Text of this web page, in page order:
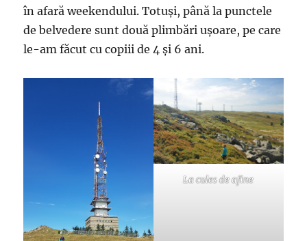
în afară weekendului. Totuși, până la punctele
de belvedere sunt două plimbări ușoare, pe care
le-am făcut cu copiii de 4 și 6 ani.
La cules de afine